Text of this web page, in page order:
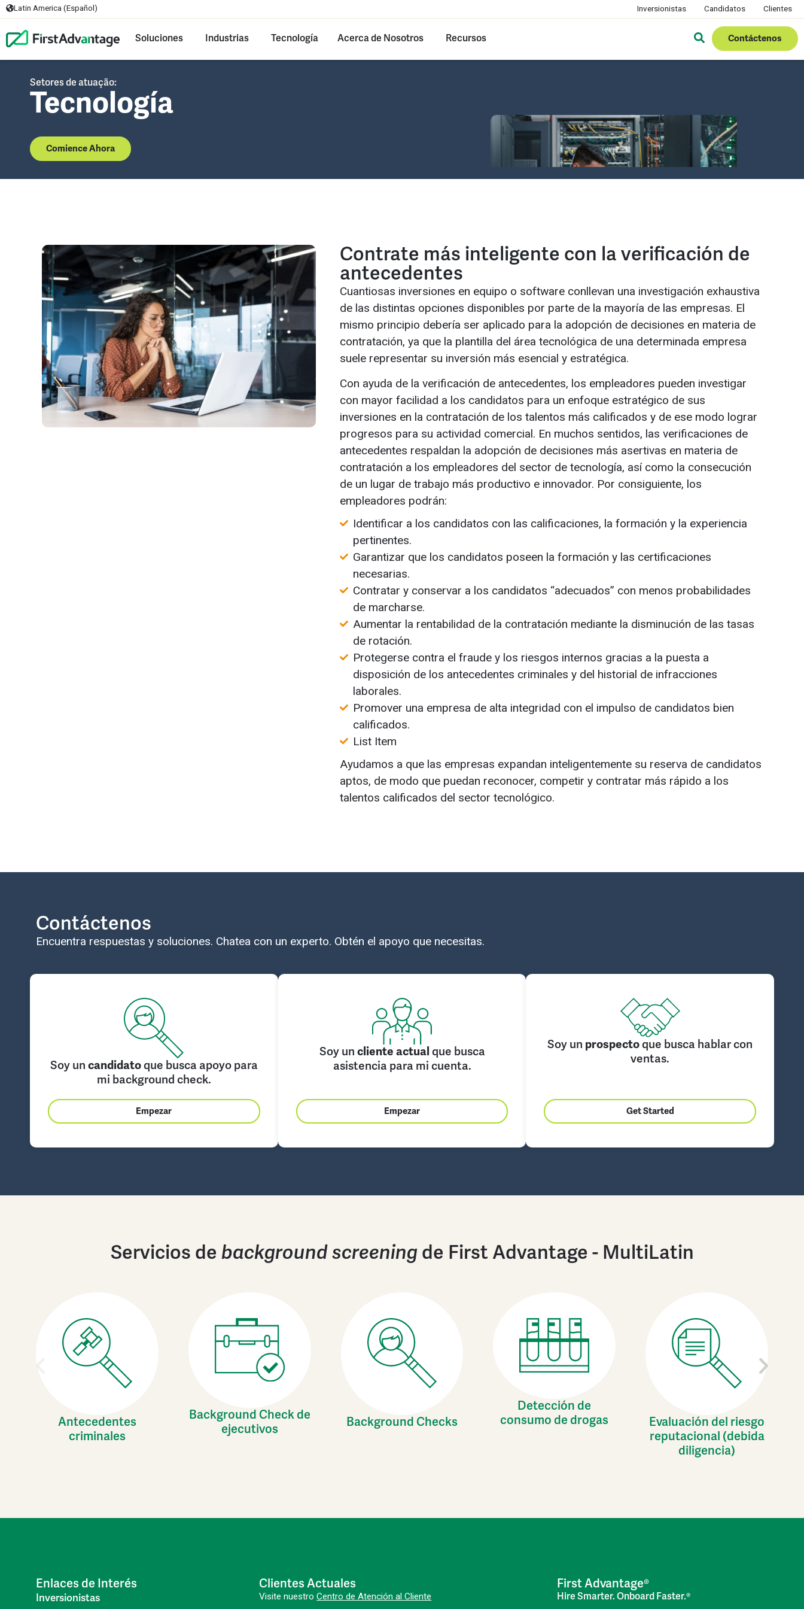
Latin America (Español) Inversionistas Candidatos Clientes
Soluciones Industrias Tecnología Acerca de Nosotros Recursos Contáctenos
Setores de atuação:
Tecnología
Comience Ahora
Contrate más inteligente con la verificación de
antecedentes
Cuantiosas inversiones en equipo o software conllevan una investigación exhaustiva
de las distintas opciones disponibles por parte de la mayoría de las empresas. El
mismo principio debería ser aplicado para la adopción de decisiones en materia de
contratación, ya que la plantilla del área tecnológica de una determinada empresa
suele representar su inversión más esencial y estratégica.
Con ayuda de la verificación de antecedentes, los empleadores pueden investigar
con mayor facilidad a los candidatos para un enfoque estratégico de sus
inversiones en la contratación de los talentos más calificados y de ese modo lograr
progresos para su actividad comercial. En muchos sentidos, las verificaciones de
antecedentes respaldan la adopción de decisiones más asertivas en materia de
contratación a los empleadores del sector de tecnología, así como la consecución
de un lugar de trabajo más productivo e innovador. Por consiguiente, los
empleadores podrán:
Identificar a los candidatos con las calificaciones, la formación y la experiencia
pertinentes.
Garantizar que los candidatos poseen la formación y las certificaciones
necesarias.
Contratar y conservar a los candidatos “adecuados” con menos probabilidades
de marcharse.
Aumentar la rentabilidad de la contratación mediante la disminución de las tasas
de rotación.
Protegerse contra el fraude y los riesgos internos gracias a la puesta a
disposición de los antecedentes criminales y del historial de infracciones
laborales.
Promover una empresa de alta integridad con el impulso de candidatos bien
calificados.
List Item
Ayudamos a que las empresas expandan inteligentemente su reserva de candidatos
aptos, de modo que puedan reconocer, competir y contratar más rápido a los
talentos calificados del sector tecnológico.
Contáctenos
Encuentra respuestas y soluciones. Chatea con un experto. Obtén el apoyo que necesitas.
Soy un candidatoque busca apoyo para
mi background check.
Empezar
Soy un cliente actual que busca
asistencia para mi cuenta.
Empezar
Soy un prospecto que busca hablar con
ventas.
Get Started
Servicios de background screening de First Advantage - MultiLatin
Antecedentes
criminales
Background Check de
ejecutivos
Background Checks
Detección de
consumo de drogas
Evaluación del riesgo
reputacional (debida
diligencia)
Enlaces de Interés
Inversionistas
Clientes Actuales
Visite nuestroCentro de Atención al Cliente
First Advantage®
Hire Smarter. Onboard Faster.®